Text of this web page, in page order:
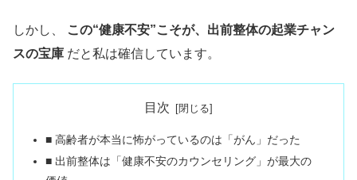
しかし、
この“健康不安”こそが、出前整体の起業チャン
スの宝庫 だと私は確信しています。
目次
■ 高齢者が本当に怖がっているのは「がん」だった
■ 出前整体は「健康不安のカウンセリング」が最大の